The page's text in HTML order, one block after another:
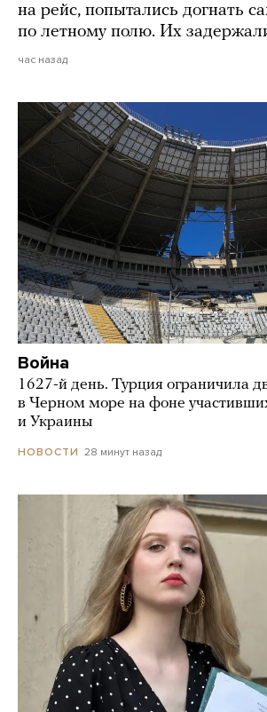
на рейс, попытались догнать
по летному полю. Их
час назад
Война
1627-й день. Турция ограничила
в Черном море на фоне
и Украины
НОВОСТИ 28 минут назад